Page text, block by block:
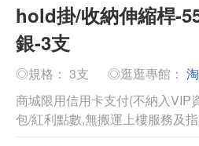
hold掛/收納伸縮桿-
銀-3支
◎規格： 3支 ◎逛逛專館：
商城限用信用卡支付(不納入VIP
包/紅利點數,無搬運上樓服務及